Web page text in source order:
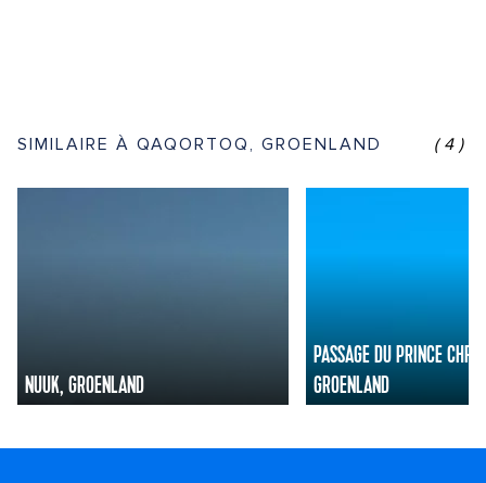
SIMILAIRE À QAQORTOQ, GROENLAND (4)
NUUK, GROENLAND
PASSAGE DU PRINCE
GROENLAND